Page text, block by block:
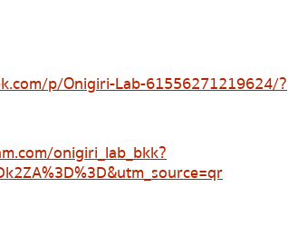
p/Onigiri-Lab-61556271219624/?
onigiri_lab_bkk?